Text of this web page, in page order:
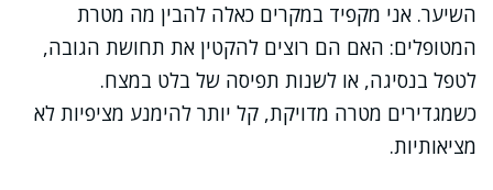
השיער. אני מקפיד במקרים כאלה להבין מה מטרת
המטופלים: האם הם רוצים להקטין את תחושת הגובה,
לטפל בנסיגה, או לשנות תפיסה של בלט במצח.
כשמגדירים מטרה מדויקת, קל יותר להימנע מציפיות לא
מציאותיות.